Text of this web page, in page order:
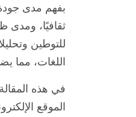
بفهم مدى
ثقافيًا، ومدى
للتوطين
اللغات، مما
في هذه
الموقع